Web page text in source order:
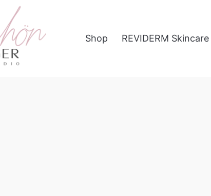
Shop REVIDERM Skincare